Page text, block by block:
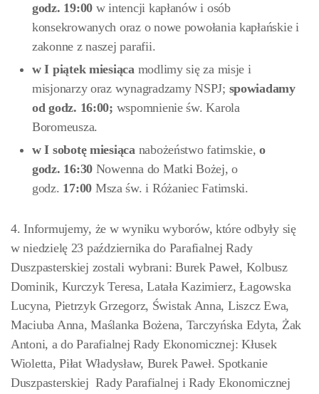
godz. 19:00 w intencji kapłanów i osób
konsekrowanych oraz o nowe powołania kapłańskie i
zakonne z naszej parafii.
w I piątek miesiącamodlimy się za misje i
misjonarzy oraz wynagradzamy NSPJ; spowiadamy
od godz. 16:00; wspomnienie św. Karola
Boromeusza.
w I sobotę miesiącanabożeństwo fatimskie,o
godz. 16:30 Nowenna do Matki Bożej, o
godz. 17:00 Msza św. i Różaniec Fatimski.
4. Informujemy, że w wyniku wyborów, które odbyły się
w niedzielę 23 października do Parafialnej Rady
Duszpasterskiej zostali wybrani: Burek Paweł, Kolbusz
Dominik, Kurczyk Teresa, Latała Kazimierz, Łagowska
Lucyna, Pietrzyk Grzegorz, Świstak Anna, Liszcz Ewa,
Maciuba Anna, Maślanka Bożena, Tarczyńska Edyta, Żak
Antoni, a do Parafialnej Rady Ekonomicznej: Kłusek
Wioletta, Piłat Władysław, Burek Paweł. Spotkanie
Duszpasterskiej Rady Parafialnej i Rady Ekonomicznej